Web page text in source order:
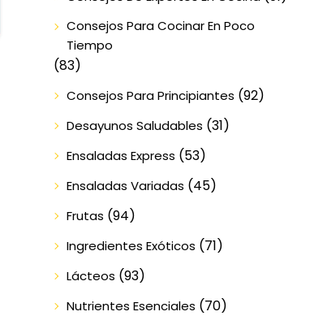
Consejos Para Cocinar En Poco
Tiempo
(83)
Consejos Para Principiantes (92)
Desayunos Saludables (31)
Ensaladas Express (53)
Ensaladas Variadas (45)
Frutas (94)
Ingredientes Exóticos (71)
Lácteos (93)
Nutrientes Esenciales (70)